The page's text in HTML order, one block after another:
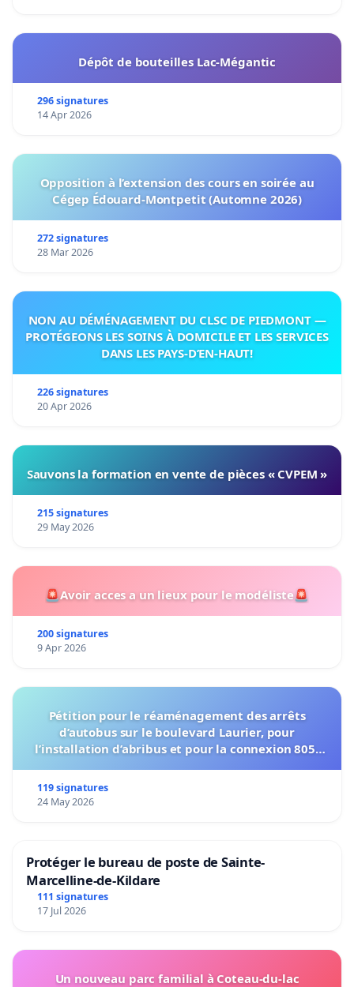
Dépôt de bouteilles Lac-Mégantic
296 signatures
14 Apr 2026
Opposition à l’extension des cours en soirée au
Cégep Édouard-Montpetit (Automne 2026)
272 signatures
28 Mar 2026
NON AU DÉMÉNAGEMENT DU CLSC DE PIEDMONT —
PROTÉGEONS LES SOINS À DOMICILE ET LES SERVICES
DANS LES PAYS-D’EN-HAUT!
226 signatures
20 Apr 2026
Sauvons la formation en vente de pièces « CVPEM »
215 signatures
29 May 2026
🚨Avoir acces a un lieux pour le modéliste🚨
200 signatures
9 Apr 2026
Pétition pour le réaménagement des arrêts
d’autobus sur le boulevard Laurier, pour
l’installation d’abribus et pour la connexion 805-
119 signatures
24 May 2026
Protéger le bureau de poste de Sainte-
Marcelline-de-Kildare
111 signatures
17 Jul 2026
Un nouveau parc familial à Coteau-du-lac